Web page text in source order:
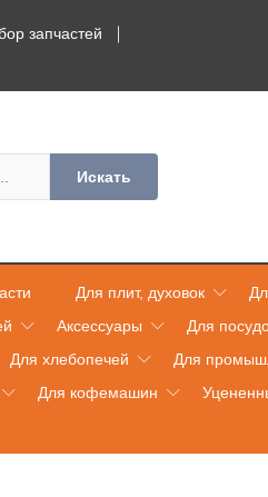
запчастей
Искать
Для плит, духовок
Аксессуары Для
Для хлебопечей Для
Для кофемашин